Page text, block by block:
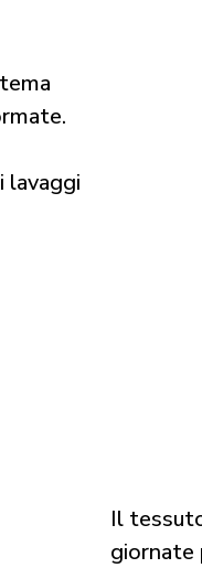
lavaggi
Il
giornate